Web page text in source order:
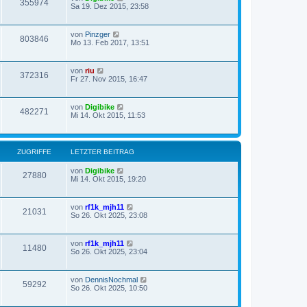
355974
Sa 19. Dez 2015, 23:58
803846 von Pinzger
Mo 13. Feb 2017, 13:51
372316 von riu
Fr 27. Nov 2015, 16:47
482271 von Digibike
Mi 14. Okt 2015, 11:53
ZUGRIFFE LETZTER BEITRAG
27880 von Digibike
Mi 14. Okt 2015, 19:20
21031 von rf1k_mjh11
So 26. Okt 2025, 23:08
11480 von rf1k_mjh11
So 26. Okt 2025, 23:04
59292 von DennisNochmal
So 26. Okt 2025, 10:50